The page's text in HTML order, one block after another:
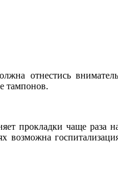
отнестись
тампонов.
прокладки чаще
возможна